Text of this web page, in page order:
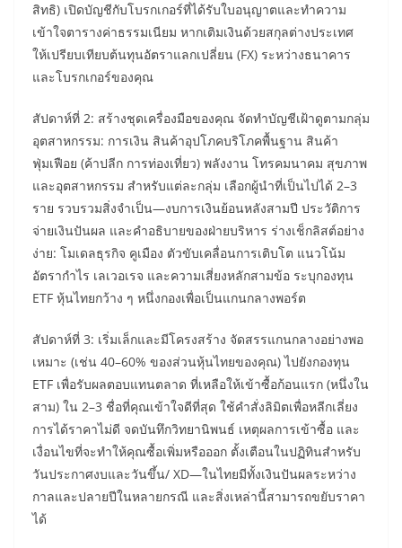
สิทธิ) เปิดบัญชีกับโบรกเกอร์ที่ได้รับใบอนุญาตและทำความ
เข้าใจตารางค่าธรรมเนียม หากเติมเงินด้วยสกุลต่างประเทศ
ให้เปรียบเทียบต้นทุนอัตราแลกเปลี่ยน (FX) ระหว่างธนาคาร
และโบรกเกอร์ของคุณ
สัปดาห์ที่ 2: สร้างชุดเครื่องมือของคุณ จัดทำบัญชีเฝ้าดูตามกลุ่ม
อุตสาหกรรม: การเงิน สินค้าอุปโภคบริโภคพื้นฐาน สินค้า
ฟุ่มเฟือย (ค้าปลีก การท่องเที่ยว) พลังงาน โทรคมนาคม สุขภาพ
และอุตสาหกรรม สำหรับแต่ละกลุ่ม เลือกผู้นำที่เป็นไปได้ 2–3
ราย รวบรวมสิ่งจำเป็น—งบการเงินย้อนหลังสามปี ประวัติการ
จ่ายเงินปันผล และคำอธิบายของฝ่ายบริหาร ร่างเช็กลิสต์อย่าง
ง่าย: โมเดลธุรกิจ คูเมือง ตัวขับเคลื่อนการเติบโต แนวโน้ม
อัตรากำไร เลเวอเรจ และความเสี่ยงหลักสามข้อ ระบุกองทุน
ETF หุ้นไทยกว้าง ๆ หนึ่งกองเพื่อเป็นแกนกลางพอร์ต
สัปดาห์ที่ 3: เริ่มเล็กและมีโครงสร้าง จัดสรรแกนกลางอย่างพอ
เหมาะ (เช่น 40–60% ของส่วนหุ้นไทยของคุณ) ไปยังกองทุน
ETF เพื่อรับผลตอบแทนตลาด ที่เหลือให้เข้าซื้อก้อนแรก (หนึ่งใน
สาม) ใน 2–3 ชื่อที่คุณเข้าใจดีที่สุด ใช้คำสั่งลิมิตเพื่อหลีกเลี่ยง
การได้ราคาไม่ดี จดบันทึกวิทยานิพนธ์ เหตุผลการเข้าซื้อ และ
เงื่อนไขที่จะทำให้คุณซื้อเพิ่มหรือออก ตั้งเตือนในปฏิทินสำหรับ
วันประกาศงบและวันขึ้น/ XD—ในไทยมีทั้งเงินปันผลระหว่าง
กาลและปลายปีในหลายกรณี และสิ่งเหล่านี้สามารถขยับราคา
ได้